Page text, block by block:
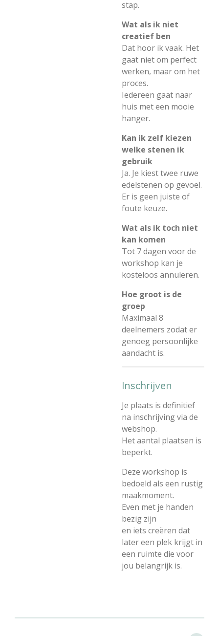
stap.
Wat als ik niet
creatief ben
Dat hoor ik vaak. Het
gaat niet om perfect
werken, maar om het
proces.
Iedereen gaat naar
huis met een mooie
hanger.
Kan ik zelf kiezen
welke stenen ik
gebruik
Ja. Je kiest twee ruwe
edelstenen op gevoel.
Er is geen juiste of
foute keuze.
Wat als ik toch niet
kan komen
Tot 7 dagen voor de
workshop kan je
kosteloos annuleren.
Hoe groot is de
groep
Maximaal 8
deelnemers zodat er
genoeg persoonlijke
aandacht is.
Inschrijven
Je plaats is definitief
na inschrijving via de
webshop.
Het aantal plaatsen is
beperkt.
Deze workshop is
bedoeld als een rustig
maakmoment.
Even met je handen
bezig zijn
en iets creëren dat
later een plek krijgt in
een ruimte die voor
jou belangrijk is.